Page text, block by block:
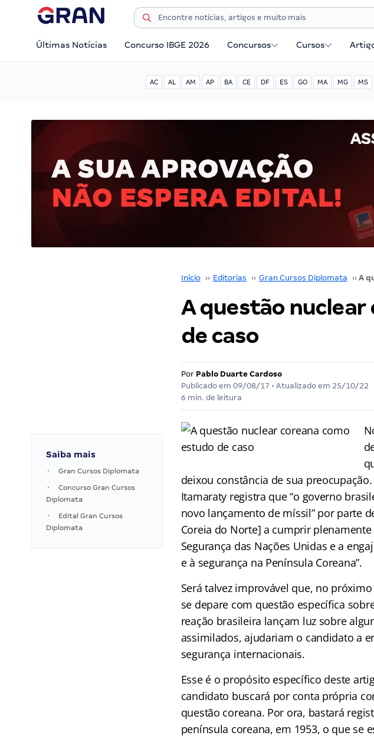
Últimas Notícias Concurso IBGE 2026 Concursos Cursos
AC AL AM AP BA CE DF ES GO MA MG MS
Início ›› Editorias ›› Gran Cursos Diplomata ››
A questão
de caso
Por Pablo Duarte Cardoso
Publicado em 09/08/17 • Atualizado em 25/10/22
6 min. de leitura
Saiba mais
Gran Cursos Diplomata
Concurso Gran Cursos
Diplomata
Edital Gran Cursos
Diplomata
deixou constância de sua
Itamaraty registra que “o governo
novo lançamento de míssil” por parte
Coreia do Norte] a cumprir
Segurança das Nações Unidas e a
e à segurança na Península Coreana”.
Será talvez improvável que, no
se depare com questão específica
reação brasileira lançam luz sobre
assimilados, ajudariam o candidato a
segurança internacionais.
Esse é o propósito específico deste
candidato buscará por conta própria
questão coreana. Por ora, bastará
península coreana, em 1953, o que se